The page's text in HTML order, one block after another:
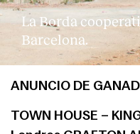
La Borda
Barcelona.
ANUNCIO DE
TOWN HOUSE –